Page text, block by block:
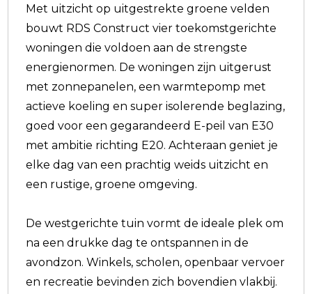
Met uitzicht op uitgestrekte groene velden
bouwt RDS Construct vier toekomstgerichte
woningen die voldoen aan de strengste
energienormen. De woningen zijn uitgerust
met zonnepanelen, een warmtepomp met
actieve koeling en super isolerende beglazing,
goed voor een gegarandeerd E-peil van E30
met ambitie richting E20. Achteraan geniet je
elke dag van een prachtig weids uitzicht en
een rustige, groene omgeving.
De westgerichte tuin vormt de ideale plek om
na een drukke dag te ontspannen in de
avondzon. Winkels, scholen, openbaar vervoer
en recreatie bevinden zich bovendien vlakbij.